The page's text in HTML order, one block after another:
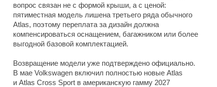
вопрос связан не с формой крыши, а с ценой:
пятиместная модель лишена третьего ряда обычного
Atlas, поэтому переплата за дизайн должна
компенсироваться оснащением, багажником или более
выгодной базовой комплектацией.
Возвращение модели уже подтверждено официально.
В мае Volkswagen включил полностью новые Atlas
и Atlas Cross Sport в американскую гамму 2027